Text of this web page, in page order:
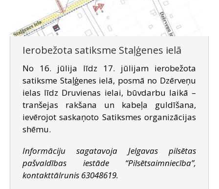
Ierobežota satiksme Staļģenes ielā
No 16. jūlija līdz 17. jūlijam ierobežota
satiksme Staļģenes ielā, posmā no Dzērveņu
ielas līdz Druvienas ielai, būvdarbu laikā –
tranšejas rakšana un kabeļa guldīšana,
ievērojot saskaņoto Satiksmes organizācijas
shēmu.
Informāciju sagatavoja Jelgavas pilsētas
pašvaldības iestāde “Pilsētsaimniecība”,
kontakttālrunis 63048619.